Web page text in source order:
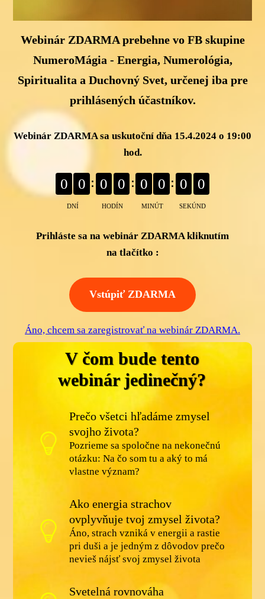
Webinár ZDARMA prebehne vo FB skupine
NumeroMágia - Energia, Numerológia,
Spiritualita a Duchovný Svet, určenej iba pre
prihlásených účastníkov.
Webinár ZDARMA sa uskutoční dňa 15.4.2024 o 19:00
hod.
0 0
DNÍ
0 0
HODÍN
0 0
MINÚT
0 0
SEKÚND
Prihláste sa na webinár ZDARMA kliknutím
na tlačítko :
Vstúpiť ZDARMA
Áno, chcem sa zaregistrovať na webinár ZDARMA.
V čom bude tento
webinár jedinečný?
Prečo všetci hľadáme zmysel
svojho života?
Pozrieme sa spoločne na nekonečnú
otázku: Na čo som tu a aký to má
vlastne význam?
Ako energia strachov
ovplyvňuje tvoj zmysel života?
Áno, strach vzniká v energii a rastie
pri duši a je jedným z dôvodov prečo
nevieš nájsť svoj zmysel života
Svetelná rovnováha